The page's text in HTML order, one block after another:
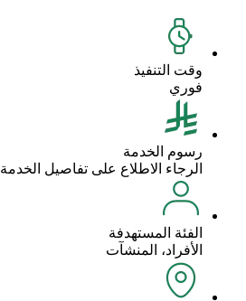
وقت التنفيذ
فوري
رسوم الخدمة
الرجاء الاطلاع على تفاصيل الخدمة
الفئة المستهدفة
الأفراد، المنشآت